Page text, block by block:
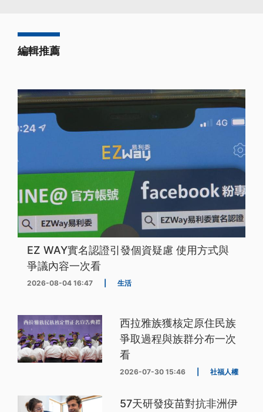
編輯推薦
EZ WAY實名認證引發個資疑慮 使用方式與
爭議內容一次看
2026-08-04 16:47 生活
西拉雅族獲核定原住民族
爭取過程與族群分布一次
看
2026-07-30 15:46 社福人權
57天研發疫苗對抗非洲伊